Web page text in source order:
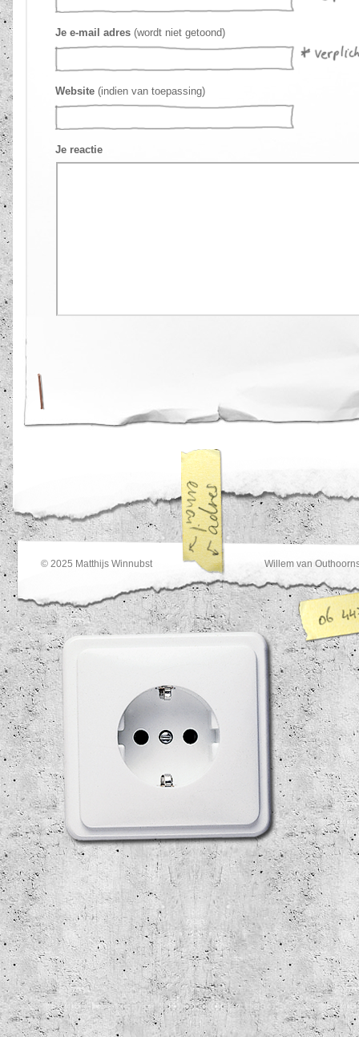
Je e-mail adres (wordt niet getoond)
Website (indien van toepassing)
Je reactie
© 2025 Matthijs Winnubst Willem van